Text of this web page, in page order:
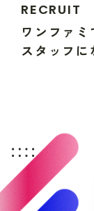
RECRUIT
ワ ン フ ァ ミ
ス タ ッ フ に